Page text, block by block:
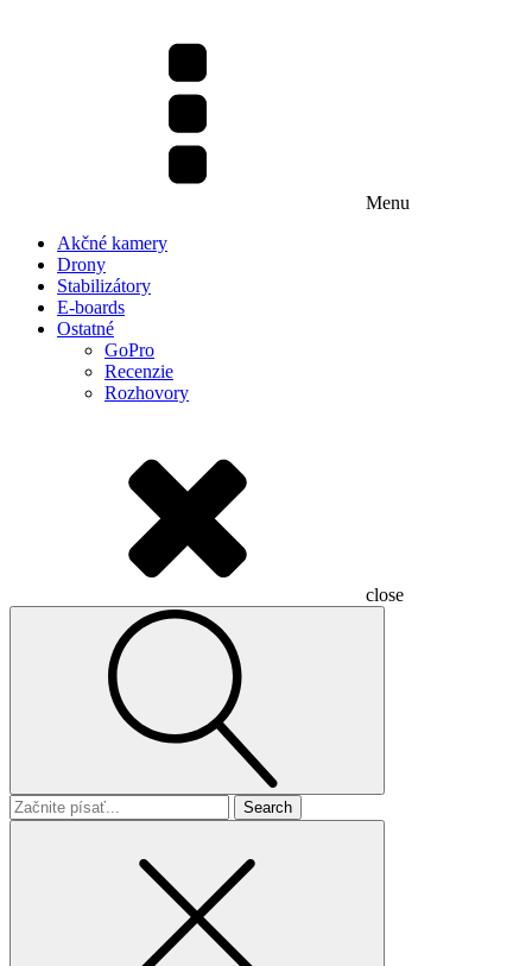
Menu
Akčné kamery
Drony
Stabilizátory
E-boards
Ostatné
GoPro
Recenzie
Rozhovory
close
Search
for